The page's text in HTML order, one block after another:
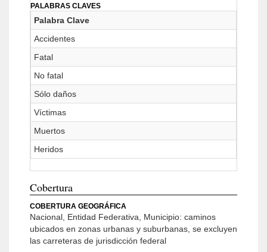
PALABRAS CLAVES
Palabra Clave
Accidentes
Fatal
No fatal
Sólo daños
Víctimas
Muertos
Heridos
Cobertura
COBERTURA GEOGRÁFICA
Nacional, Entidad Federativa, Municipio: caminos
ubicados en zonas urbanas y suburbanas, se excluyen
las carreteras de jurisdicción federal